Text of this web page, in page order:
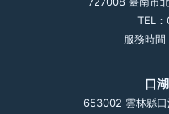
TEL
服務時
口
653002 雲林縣口